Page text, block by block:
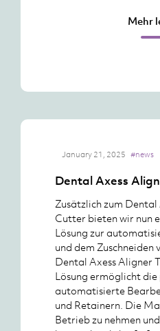
Mehr
January 21, 2025 #news
Dental Axess
Zusätzlich zum Dental
Cutter bieten wir nun
Lösung zur
und dem Zuschneiden
Dental Axess Aligner
Lösung ermöglicht die
automatisierte
und Retainern. Die
Betrieb zu nehmen